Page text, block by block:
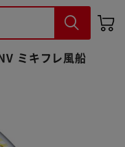
ミキフレ風船